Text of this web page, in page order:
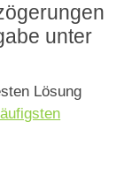
unter
Lösung